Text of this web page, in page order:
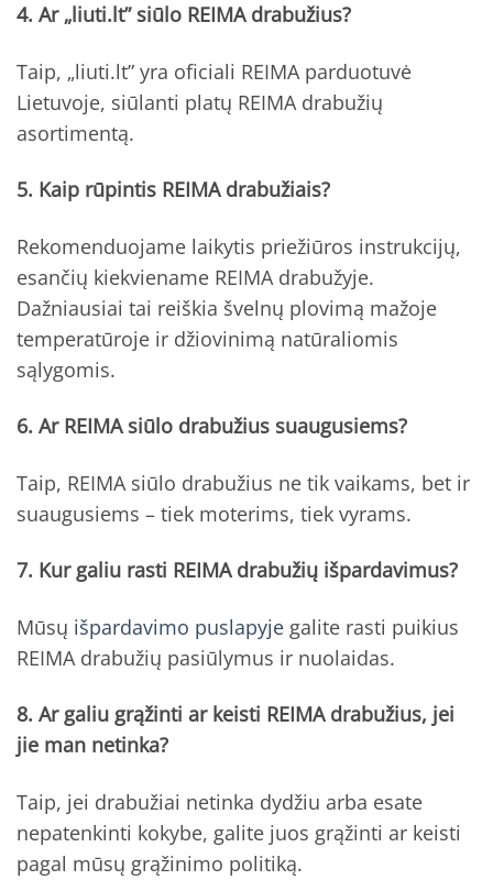
4. Ar „liuti.lt” siūlo REIMA drabužius?
Taip, „liuti.lt” yra oficiali REIMA parduotuvė
Lietuvoje, siūlanti platų REIMA drabužių
asortimentą.
5. Kaip rūpintis REIMA drabužiais?
Rekomenduojame laikytis priežiūros instrukcijų,
esančių kiekviename REIMA drabužyje.
Dažniausiai tai reiškia švelnų plovimą mažoje
temperatūroje ir džiovinimą natūraliomis
sąlygomis.
6. Ar REIMA siūlo drabužius suaugusiems?
Taip, REIMA siūlo drabužius ne tik vaikams, bet ir
suaugusiems – tiek moterims, tiek vyrams.
7. Kur galiu rasti REIMA drabužių išpardavimus?
Mūsų išpardavimo puslapyje galite rasti puikius
REIMA drabužių pasiūlymus ir nuolaidas.
8. Ar galiu grąžinti ar keisti REIMA drabužius, jei
jie man netinka?
Taip, jei drabužiai netinka dydžiu arba esate
nepatenkinti kokybe, galite juos grąžinti ar keisti
pagal mūsų grąžinimo politiką.